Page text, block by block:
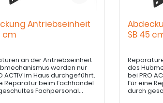
Antriebseinheit
cm
an der Antriebseinheit
werden nur
ACTIV im Haus durchgeführt.
Reparatur beim Fachhandel
Fachpersonal
SB 45
des
bei PRO
Für eine
durch